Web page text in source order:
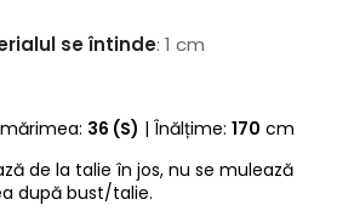
se întinde: 1 cm
36 (S) | Înălțime: 170 cm
de la talie în jos, nu se mulează
după bust/talie.